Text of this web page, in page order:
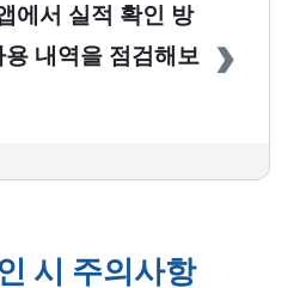
에서 실적 확인 방
내역을 점검해보
›
시 주의사항